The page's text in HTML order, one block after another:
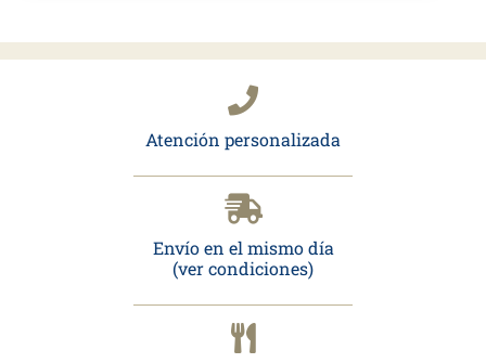
Atención personalizada
Envío en el mismo día
(ver condiciones)